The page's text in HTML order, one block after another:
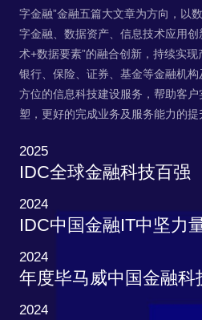
字金融”金融五篇大文章为方向，以
字金融、数据资产、信息技术应用
术+数据要素”的融合创新，持续实
银行、保险、证券、基金等金融机
方位的信息科技建设服务，帮助客
塑，更好的完成业务及服务能力的提
2025
IDC全球金融科技百强
2024
IDC中国金融IT中坚力
2024
年度毕马威中国金融科
2024